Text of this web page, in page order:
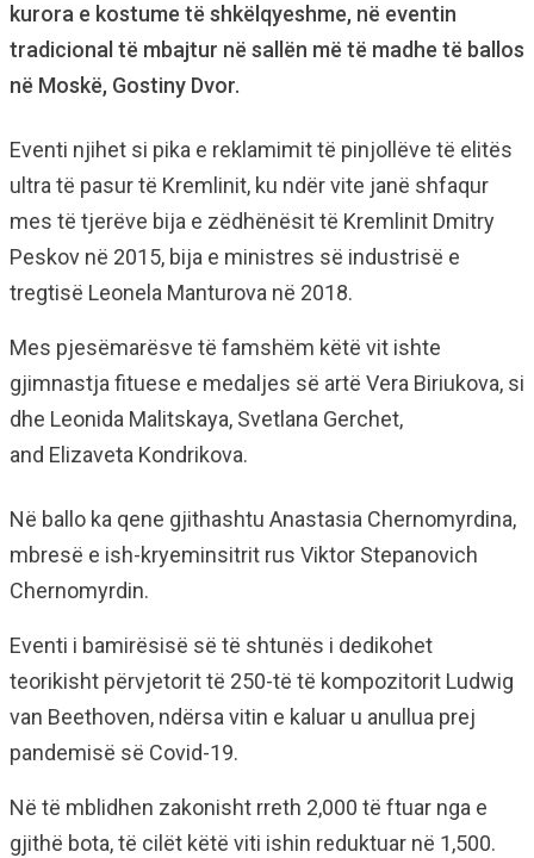
kurora e kostume të shkëlqyeshme, në eventin
tradicional të mbajtur në sallën më të madhe të ballos
në Moskë, Gostiny Dvor.
Eventi njihet si pika e reklamimit të pinjollëve të elitës
ultra të pasur të Kremlinit, ku ndër vite janë shfaqur
mes të tjerëve bija e zëdhënësit të Kremlinit Dmitry
Peskov në 2015, bija e ministres së industrisë e
tregtisë Leonela Manturova në 2018.
Mes pjesëmarësve të famshëm këtë vit ishte
gjimnastja fituese e medaljes së artë Vera Biriukova, si
dhe Leonida Malitskaya, Svetlana Gerchet,
and Elizaveta Kondrikova.
Në ballo ka qene gjithashtu Anastasia Chernomyrdina,
mbresë e ish-kryeminsitrit rus Viktor Stepanovich
Chernomyrdin.
Eventi i bamirësisë së të shtunës i dedikohet
teorikisht përvjetorit të 250-të të kompozitorit Ludwig
van Beethoven, ndërsa vitin e kaluar u anullua prej
pandemisë së Covid-19.
Në të mblidhen zakonisht rreth 2,000 të ftuar nga e
gjithë bota, të cilët këtë viti ishin reduktuar në 1,500.